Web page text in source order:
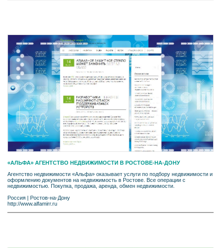
«АЛЬФА» АГЕНТСТВО НЕДВИЖИМОСТИ В РОСТОВЕ-НА-ДОНУ
Агентство недвижимости «Альфа» оказывает услуги по подбору недвижимости и
оформлению документов на недвижимость в Ростове. Все операции с
недвижимостью. Покупка, продажа, аренда, обмен недвижимости.
Россия
Ростов-на-Дону
http://www.alfamirr.ru